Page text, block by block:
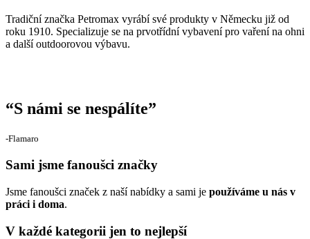
Tradiční značka Petromax vyrábí své produkty v Německu již od
roku 1910. Specializuje se na prvotřídní vybavení pro vaření na ohni
a další outdoorovou výbavu.
“S námi se nespálíte”
‐Flamaro
Sami jsme fanoušci značky
Jsme fanoušci značek z naší nabídky a sami je používáme u nás v
práci i doma.
V každé kategorii jen to nejlepší